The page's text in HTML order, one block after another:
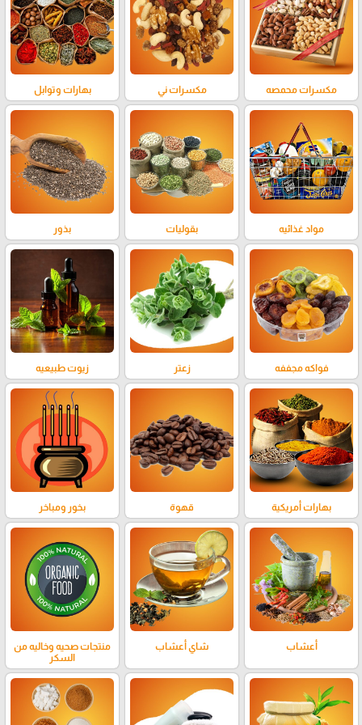
مكسرات محمصه مكسرات ني بهارات وتوابل
مواد غذائيه بقوليات بذور
فواكه مجففه زعتر زيوت طبيعيه
بهارات أمريكية قهوة بخور ومباخر
أعشاب شاي أعشاب
منتجات صحيه وخاليه من
السكر